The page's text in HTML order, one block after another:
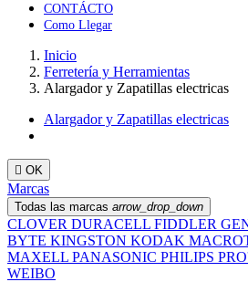
CONTÁCTO
Como Llegar
Inicio
Ferretería y Herramientas
Alargador y Zapatillas electricas
Alargador y Zapatillas electricas
 OK
Marcas
Todas las marcas arrow_drop_down
CLOVER DURACELL FIDDLER
BYTE KINGSTON KODAK
MAXELL PANASONIC PHILIPS
WEIBO